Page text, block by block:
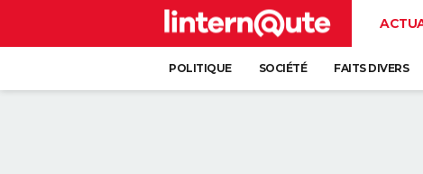
POLITIQUE SOCIÉTÉ FAITS DIVERS